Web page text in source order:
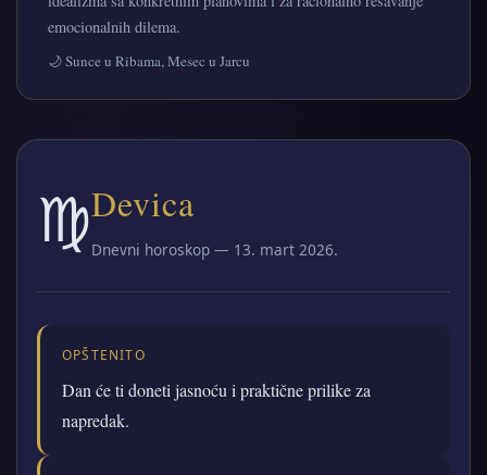
emocionalnih dilema.
🌙 Sunce u Ribama, Mesec u Jarcu
♍Devica
Dnevni horoskop — 13. mart 2026.
OPŠTENITO
Dan će ti doneti jasnoću i praktične prilike za
napredak.